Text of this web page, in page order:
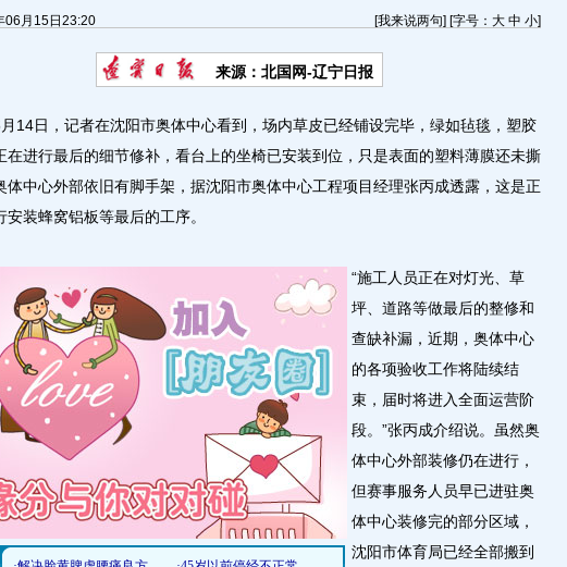
06月15日23:20 [我来说两句] [字号： 大 中 小]
来源：北国网-辽宁日报
日，记者在沈阳市奥体中心看到，场内草皮已经铺设完毕，绿如毡毯，塑胶
在进行最后的细节修补，看台上的坐椅已安装到位，只是表面的塑料薄膜还未撕
体中心外部依旧有脚手架，据沈阳市奥体中心工程项目经理张丙成透露，这是正
安装蜂窝铝板等最后的工序。
“施工人员正在对灯光、草
坪、道路等做最后的整修和
查缺补漏，近期，奥体中心
的各项验收工作将陆续结
束，届时将进入全面运营阶
段。”张丙成介绍说。虽然奥
体中心外部装修仍在进行，
但赛事服务人员早已进驻奥
体中心装修完的部分区域，
沈阳市体育局已经全部搬到